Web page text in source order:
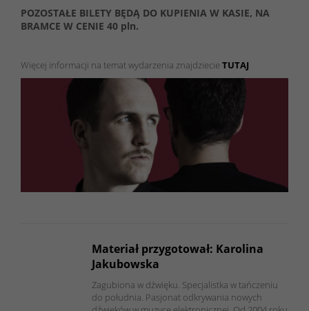
POZOSTAŁE BILETY BĘDĄ DO KUPIENIA W KASIE, NA
BRAMCE W CENIE 40 pln.
Więcej informacji na temat wydarzenia znajdziecie TUTAJ
Materiał przygotował: Karolina
Jakubowska
Zagubiona w dźwięku. Specjalistka w tańczeniu
do południa. Pasjonat odkrywania nowych